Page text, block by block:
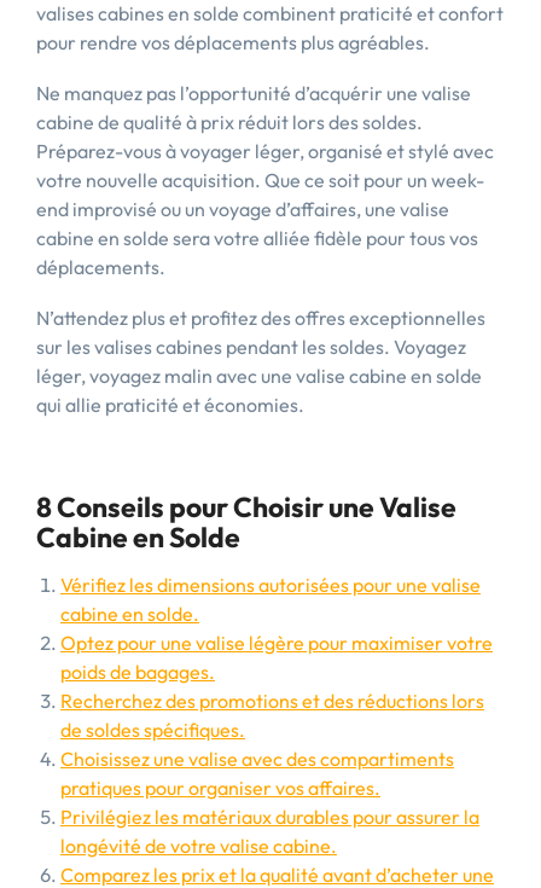
valises cabines en solde combinent praticité et confort
pour rendre vos déplacements plus agréables.
Ne manquez pas l’opportunité d’acquérir une valise
cabine de qualité à prix réduit lors des soldes.
Préparez-vous à voyager léger, organisé et stylé avec
votre nouvelle acquisition. Que ce soit pour un week-
end improvisé ou un voyage d’affaires, une valise
cabine en solde sera votre alliée fidèle pour tous vos
déplacements.
N’attendez plus et profitez des offres exceptionnelles
sur les valises cabines pendant les soldes. Voyagez
léger, voyagez malin avec une valise cabine en solde
qui allie praticité et économies.
8 Conseils pour Choisir une Valise
Cabine en Solde
Vérifiez les dimensions autorisées pour une valise
cabine en solde.
Optez pour une valise légère pour maximiser votre
poids de bagages.
Recherchez des promotions et des réductions lors
de soldes spécifiques.
Choisissez une valise avec des compartiments
pratiques pour organiser vos affaires.
Privilégiez les matériaux durables pour assurer la
longévité de votre valise cabine.
Comparez les prix et la qualité avant d’acheter une